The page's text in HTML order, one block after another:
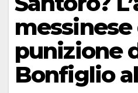
messinese
punizione
Bonfiglio